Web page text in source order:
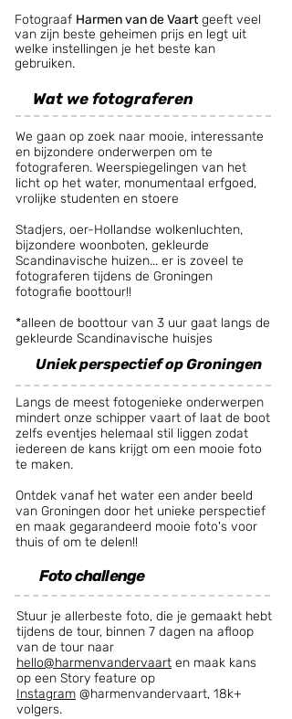
Fotograaf Harmen van de Vaartgeeft veel
van zijn beste geheimen prijs en legt uit
welke instellingen je het beste kan
gebruiken.
Wat we fotograferen
We gaan op zoek naar mooie, interessante
en bijzondere onderwerpen om te
fotograferen. Weerspiegelingen van het
licht op het water, monumentaal erfgoed,
vrolijke studenten en stoere
Stadjers, oer-Hollandse wolkenluchten,
bijzondere woonboten, gekleurde
Scandinavische huizen... er is zoveel te
fotograferen tijdens de Groningen
fotografie boottour!!
*alleen de boottour van 3 uur gaat langs de
gekleurde Scandinavische huisjes
Uniek perspectief op Groningen
Langs de meest fotogenieke onderwerpen
mindert onze schipper vaart of laat de boot
zelfs eventjes helemaal stil liggen zodat
iedereen de kans krijgt om een mooie foto
te maken.
Ontdek vanaf het water een ander beeld
van Groningen door het unieke perspectief
en maak gegarandeerd mooie foto's voor
thuis of om te delen!!
Foto challenge
Stuur je allerbeste foto, die je gemaakt hebt
tijdens de tour, binnen 7 dagen na afloop
van de tour naar
hello@harmenvandervaart en maak kans
op een Story feature op
Instagram @harmenvandervaart, 18k+
volgers.